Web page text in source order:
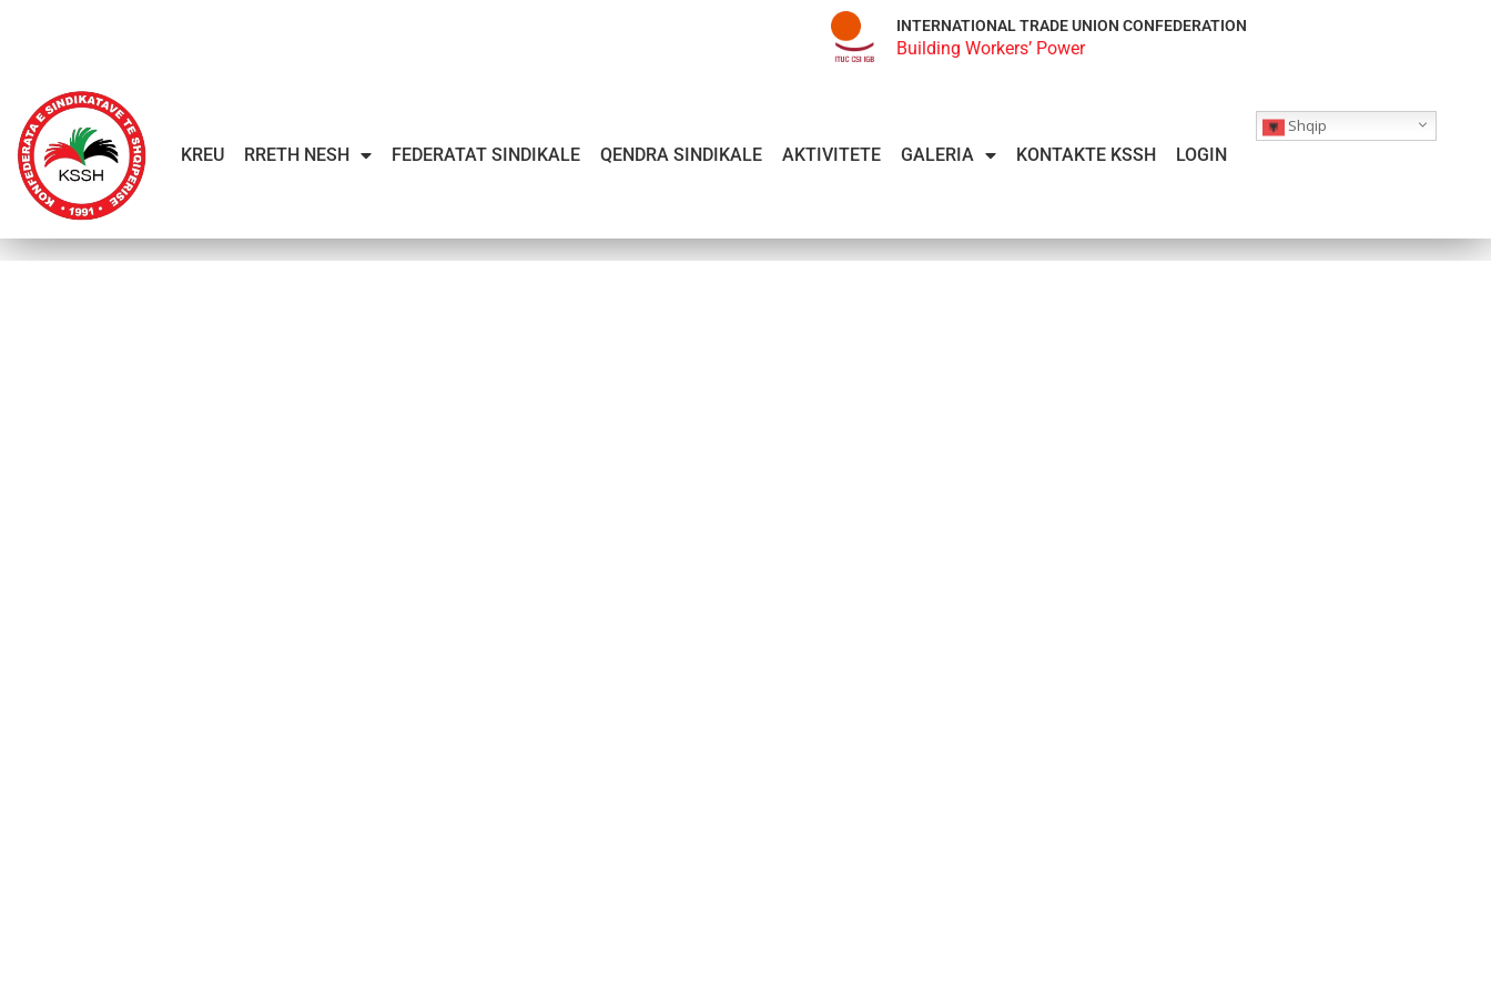
INTERNATIONAL TRADE UNION CONFEDERATION
Building Workers’ Power
KREU RRETH NESH FEDERATAT SINDIKALE QENDRA SINDIKALE AKTIVITETE GALERIA KONTAKTE KSSH LOGIN
Shqip